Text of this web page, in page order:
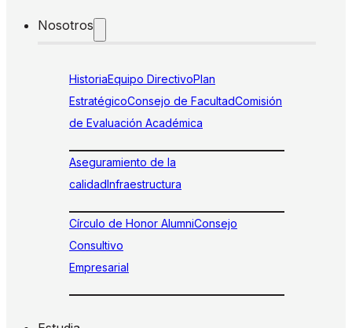
Nosotros
HistoriaEquipo DirectivoPlan
EstratégicoConsejo de FacultadComisión
de Evaluación Académica
Aseguramiento de la
calidadInfraestructura
Círculo de Honor AlumniConsejo
Consultivo
Empresarial